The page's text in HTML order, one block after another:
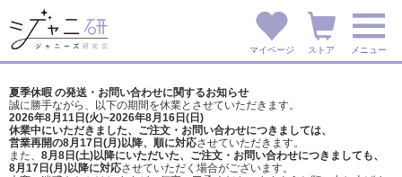
マイページ ストア メニュー
夏季休暇 の発送・お問い合わせに関するお知らせ
誠に勝手ながら、以下の期間を休業とさせていただきます。
2026年8月11日(火)~2026年8月16日(日)
休業中にいただきました、ご注文・お問い合わせにつきましては、
営業再開の8月17日(月)以降、順に対応させていただきます。
また、 8月8日(土)以降にいただいた、ご注文・ お問い合わせにつきましても、
8月17日(月)以降に対応させていただく場合がございます。